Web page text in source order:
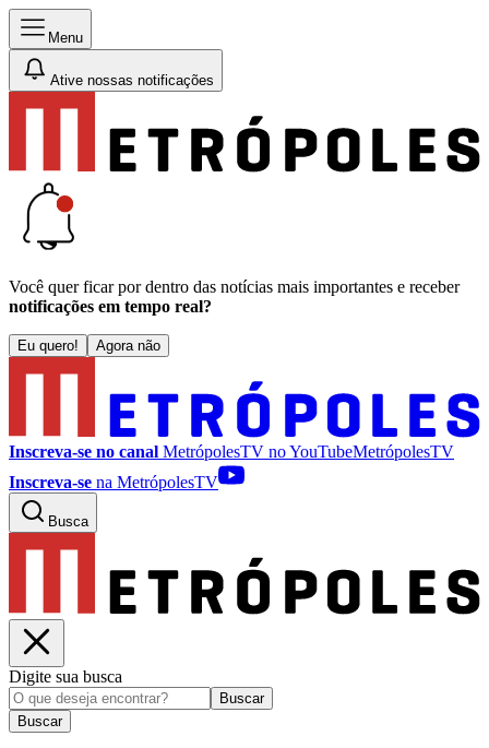
Menu
Ative nossas notificações
Você quer ficar por dentro das notícias mais importantes e receber
notificações em tempo real?
Eu quero! Agora não
Inscreva-se no canal MetrópolesTV noYouTubeMetrópolesTV
Inscreva-se na MetrópolesTV
Busca
Digite sua busca
Buscar
Buscar